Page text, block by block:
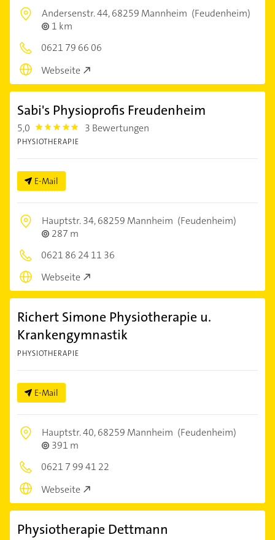
Andersenstr. 44,68259 Mannheim (Feudenheim)
1 km
0621 79 66 06
Webseite
Sabi's Physioprofis Freudenheim
5,0 5.0 3 Bewertungen
PHYSIOTHERAPIE
E-Mail
Hauptstr. 34,68259 Mannheim (Feudenheim)
287 m
0621 86 24 11 36
Webseite
Richert Simone Physiotherapie u.
Krankengymnastik
PHYSIOTHERAPIE
E-Mail
Hauptstr. 40,68259 Mannheim (Feudenheim)
391 m
0621 7 99 41 22
Webseite
Physiotherapie Dettmann